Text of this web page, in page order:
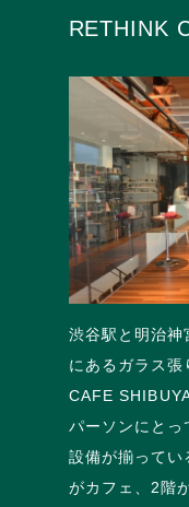
RETHINK
渋谷駅と明治
にあるガラス
CAFE
パーソンにとっ
設備が揃って
がカフェ、2階